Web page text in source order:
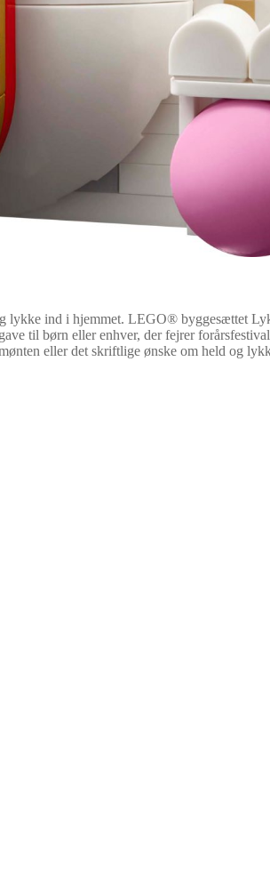
lykke ind i hjemmet. LEGO® byggesættet
til børn eller enhver, der fejrer
eller det skriftlige ønske om held og